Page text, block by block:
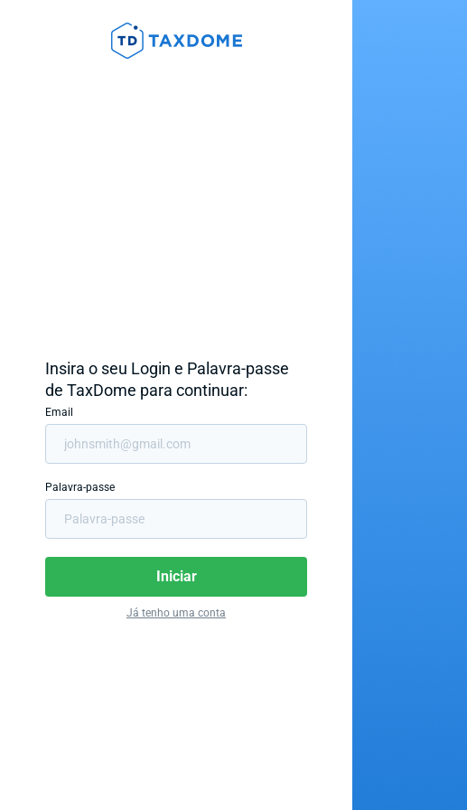
Insira o seu Login e Palavra-passe
de TaxDome para continuar:
Email
Palavra-passe
Iniciar
Já tenho uma conta